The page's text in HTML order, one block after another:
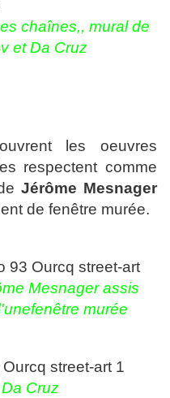
chaînes,, mural de
et Da Cruz
les oeuvres
respectent comme
Jérôme Mesnager
de fenêtre murée.
Mesnager assis
murée
Cruz